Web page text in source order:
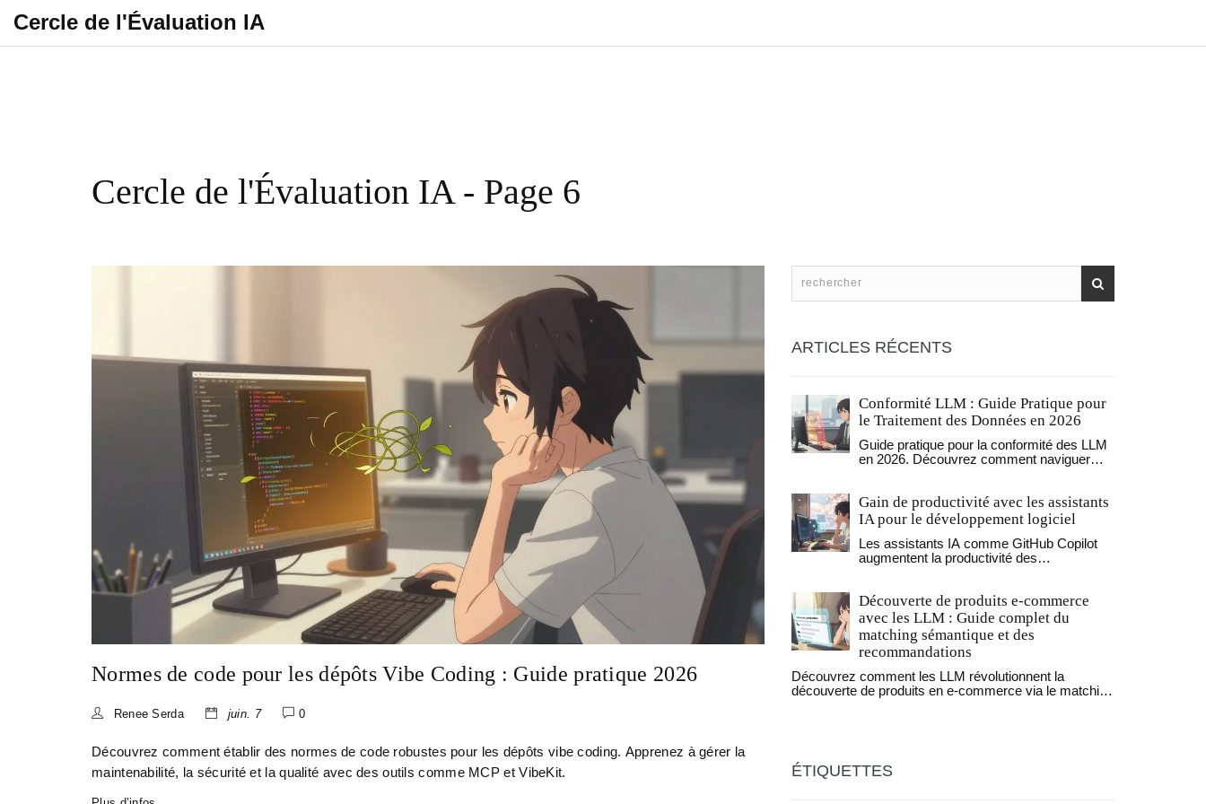
Cercle de l'Évaluation IA
Cercle de l'Évaluation IA - Page 6
Normes de code pour les dépôts Vibe Coding : Guide pratique 2026
Renee Serda juin. 7 0
Découvrez comment établir des normes de code robustes pour les dépôts vibe coding. Apprenez à gérer la
maintenabilité, la sécurité et la qualité avec des outils comme MCP et VibeKit.
ARTICLES RÉCENTS
Conformité LLM : Guide Pratique pour
le Traitement des Données en 2026
Guide pratique pour la conformité des LLM
en 2026. Découvrez comment naviguer
vos données et éviter les amendes.
Gain de productivité avec les assistants
IA pour le développement logiciel
Les assistants IA comme GitHub Copilot
augmentent la productivité des
les pièges à éviter et les meilleures
pratiques pour 2026.
Découverte de produits e-commerce
avec les LLM : Guide complet du
matching sémantique et des
recommandations
Découvrez comment les LLM révolutionnent la
découverte de produits en e-commerce via le matching
ÉTIQUETTES